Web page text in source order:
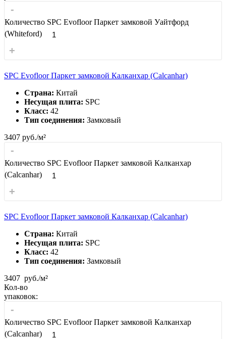
-
Количество SPC Evofloor Паркет замковой Уайтфорд
(Whiteford)
+
SPC Evofloor Паркет замковой Калканхар (Calcanhar)
Страна: Китай
Несущая плита: SPC
Класс: 42
Тип соединения: Замковый
3407 руб./м²
-
Количество SPC Evofloor Паркет замковой Калканхар
(Calcanhar)
+
SPC Evofloor Паркет замковой Калканхар (Calcanhar)
Страна: Китай
Несущая плита: SPC
Класс: 42
Тип соединения: Замковый
3407 руб./м²
Кол-во
упаковок:
-
Количество SPC Evofloor Паркет замковой Калканхар
(Calcanhar)